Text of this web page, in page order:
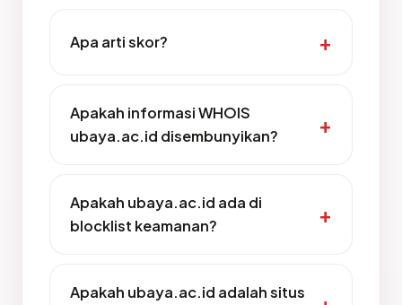
Apa arti skor?
Apakah informasi WHOIS
ubaya.ac.id disembunyikan?
Apakah ubaya.ac.id ada di
blocklist keamanan?
Apakah ubaya.ac.id adalah situs